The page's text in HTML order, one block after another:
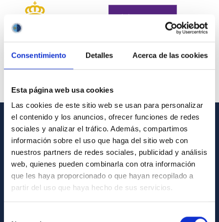
Consentimiento Detalles Acerca de las cookies
Esta página web usa cookies
Las cookies de este sitio web se usan para personalizar
el contenido y los anuncios, ofrecer funciones de redes
sociales y analizar el tráfico. Además, compartimos
información sobre el uso que haga del sitio web con
nuestros partners de redes sociales, publicidad y análisis
web, quienes pueden combinarla con otra información
que les haya proporcionado o que hayan recopilado a
partir del uso que haya hecho de sus servicios.
INFORMACIÓN GENERAL
Contacto
Cómo llegar al IAC
Directorio de personal
Biblioteca